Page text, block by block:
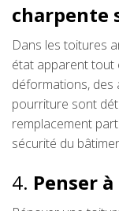
charpente
Dans les toitures
état apparent tout
déformations, des
pourriture sont
remplacement
sécurité du
4. Penser